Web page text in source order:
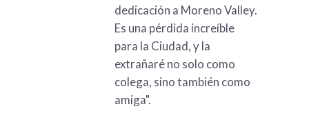
dedicación a Moreno Valley.
Es una pérdida increíble
para la Ciudad, y la
extrañaré no solo como
colega, sino también como
amiga".